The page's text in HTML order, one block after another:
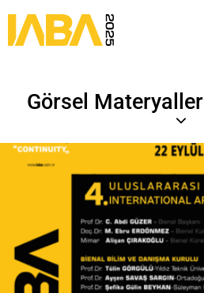
Görsel Materyaller